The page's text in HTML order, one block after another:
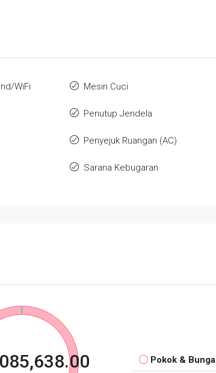
WiFi Mesin Cuci
Penutup Jendela
Penyejuk Ruangan (AC)
Sarana Kebugaran
Pokok & Bunga